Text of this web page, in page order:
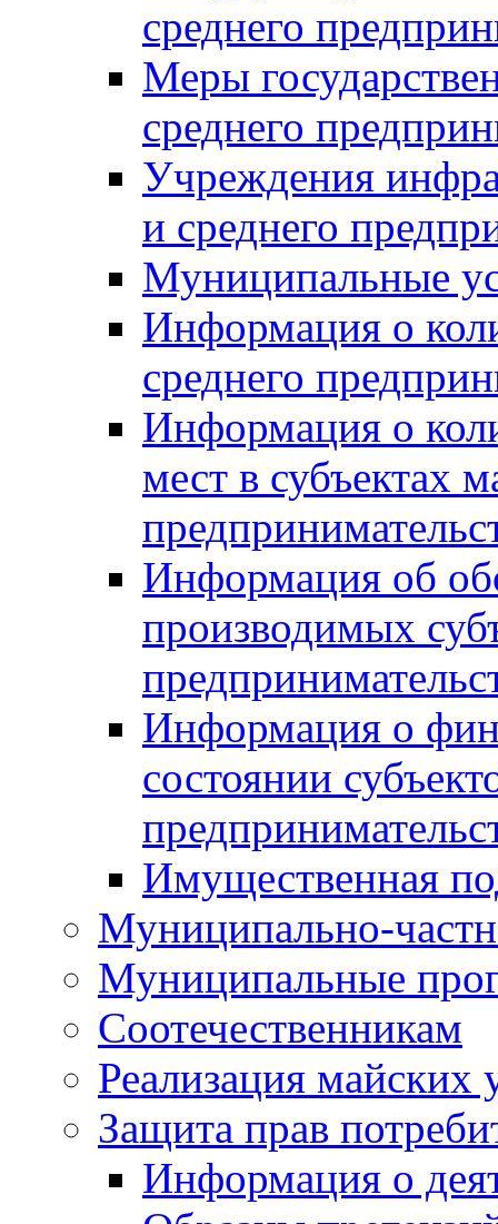
среднего
Меры
среднего
Учреждения
и среднего
Муниципальные
Информация о
среднего
Информация о
мест в субъектах
Информация об
производимых
Информация о
состоянии
Имущественная
Муниципально-
Муниципальные
Соотечественникам
Реализация майских
Защита прав
Информация о